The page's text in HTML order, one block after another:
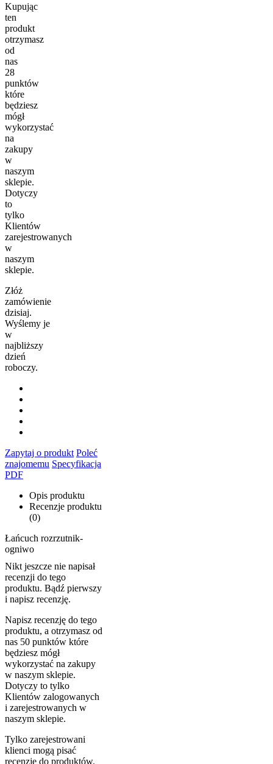
Kupując
ten
produkt
otrzymasz
od
nas
28
punktów
które
będziesz
mógł
wykorzystać
na
zakupy
w
naszym
sklepie.
Dotyczy
to
tylko
Klientów
zarejestrowanych
w
naszym
sklepie.
Złóż
zamówienie
dzisiaj.
Wyślemy je
w
najbliższy
dzień
roboczy.
Zapytaj o produkt Poleć
znajomemu Specyfikacja
PDF
Opis produktu
Recenzje produktu
(0)
Łańcuch rozrzutnik-
ogniwo
Nikt jeszcze nie napisał
recenzji do tego
produktu. Bądź pierwszy
i napisz recenzję.
Napisz recenzję do tego
produktu, a otrzymasz od
nas 50 punktów które
będziesz mógł
wykorzystać na zakupy
w naszym sklepie.
Dotyczy to tylko
Klientów zalogowanych
i zarejestrowanych w
naszym sklepie.
Tylko zarejestrowani
klienci mogą pisać
recenzje do produktów.